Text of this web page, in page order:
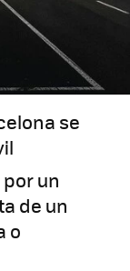
se
un
de un
o